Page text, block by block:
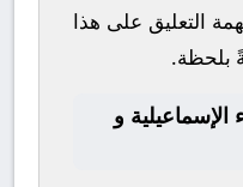
التعليق على هذا
بلحظة.
الإسماعيلية و